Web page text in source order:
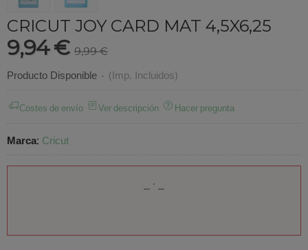
CRICUT JOY CARD MAT 4,5X6,25
9,94 € 9,99 €
Producto Disponible - (Imp. Incluidos)
Costes de envío Ver descripción Hacer pregunta
Marca: Cricut